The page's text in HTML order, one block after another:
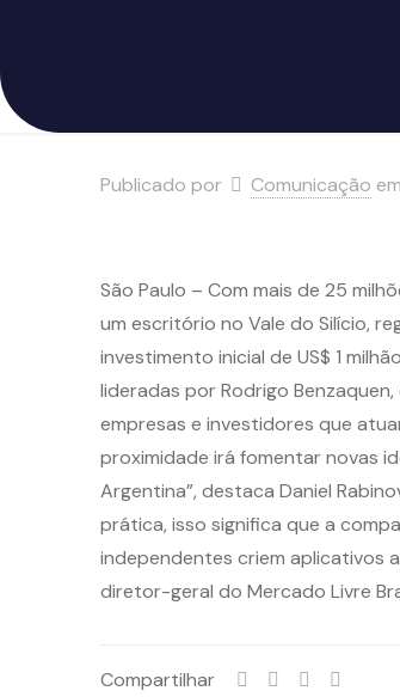
Publicado por Comunicação em
São Paulo – Com mais de 25
um escritório no Vale do Silício,
investimento inicial de US$ 1
lideradas por Rodrigo
empresas e investidores que
proximidade irá fomentar novas
Argentina”, destaca Daniel
prática, isso significa que a
independentes criem aplicativos
diretor-geral do Mercado Livre
Compartilhar